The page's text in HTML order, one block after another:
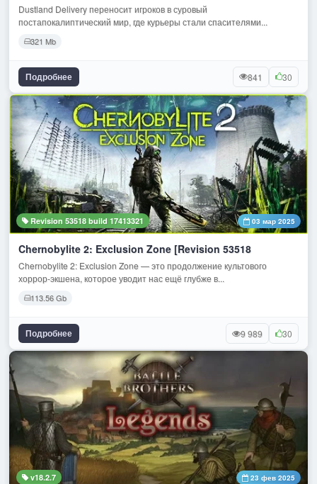
Dustland Delivery переносит игроков в суровый
постапокалиптический мир, где курьеры стали спасителями...
321 Mb
Подробнее 841 30
Revision 53518 build 17413321 03 мар 2025
Chernobylite 2: Exclusion Zone [Revision 53518
Chernobylite 2: Exclusion Zone — это продолжение культового
хоррор-экшена, которое уводит нас ещё глубже в...
113.56 Gb
Подробнее 9 989 30
v18.2.7 23 фев 2025